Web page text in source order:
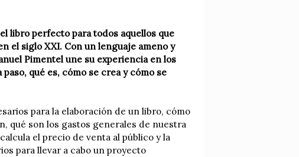
libro perfecto para todos aquellos que
el siglo XXI. Con un lenguaje ameno y
Pimentel une su experiencia en los
qué es, cómo se crea y cómo se
para la elaboración de un libro, cómo
qué son los gastos generales de nuestra
el precio de venta al público y la
para llevar a cabo un proyecto